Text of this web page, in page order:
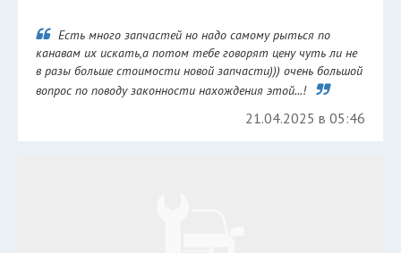
Есть много запчастей но надо самому рыться по
канавам их искать,а потом тебе говорят цену чуть ли не
в разы больше стоимости новой запчасти))) очень большой
вопрос по поводу законности нахождения этой...!
21.04.2025 в 05:46